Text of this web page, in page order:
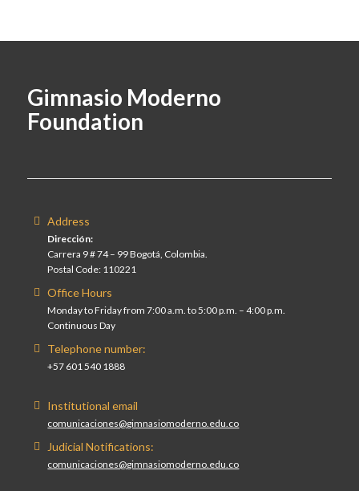
Gimnasio Moderno
Foundation
Address
Dirección:
Carrera 9 # 74 – 99 Bogotá, Colombia.
Postal Code: 110221
Office Hours
Monday to Friday from 7:00 a.m. to 5:00 p.m. – 4:00 p.m.
Continuous Day
Telephone number:
+57 601 540 1888
Institutional email
comunicaciones@gimnasiomoderno.edu.co
Judicial Notifications:
comunicaciones@gimnasiomoderno.edu.co